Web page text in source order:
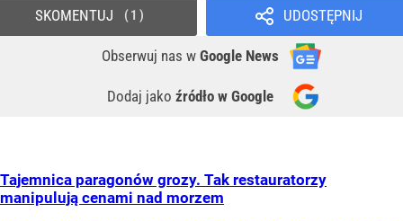
UDOSTĘPNIJ
Obserwuj nas w Google News
Dodaj jako źródło w Google
SKOMENTUJ 1
Tajemnica paragonów grozy. Tak restauratorzy
manipulują cenami nad morzem